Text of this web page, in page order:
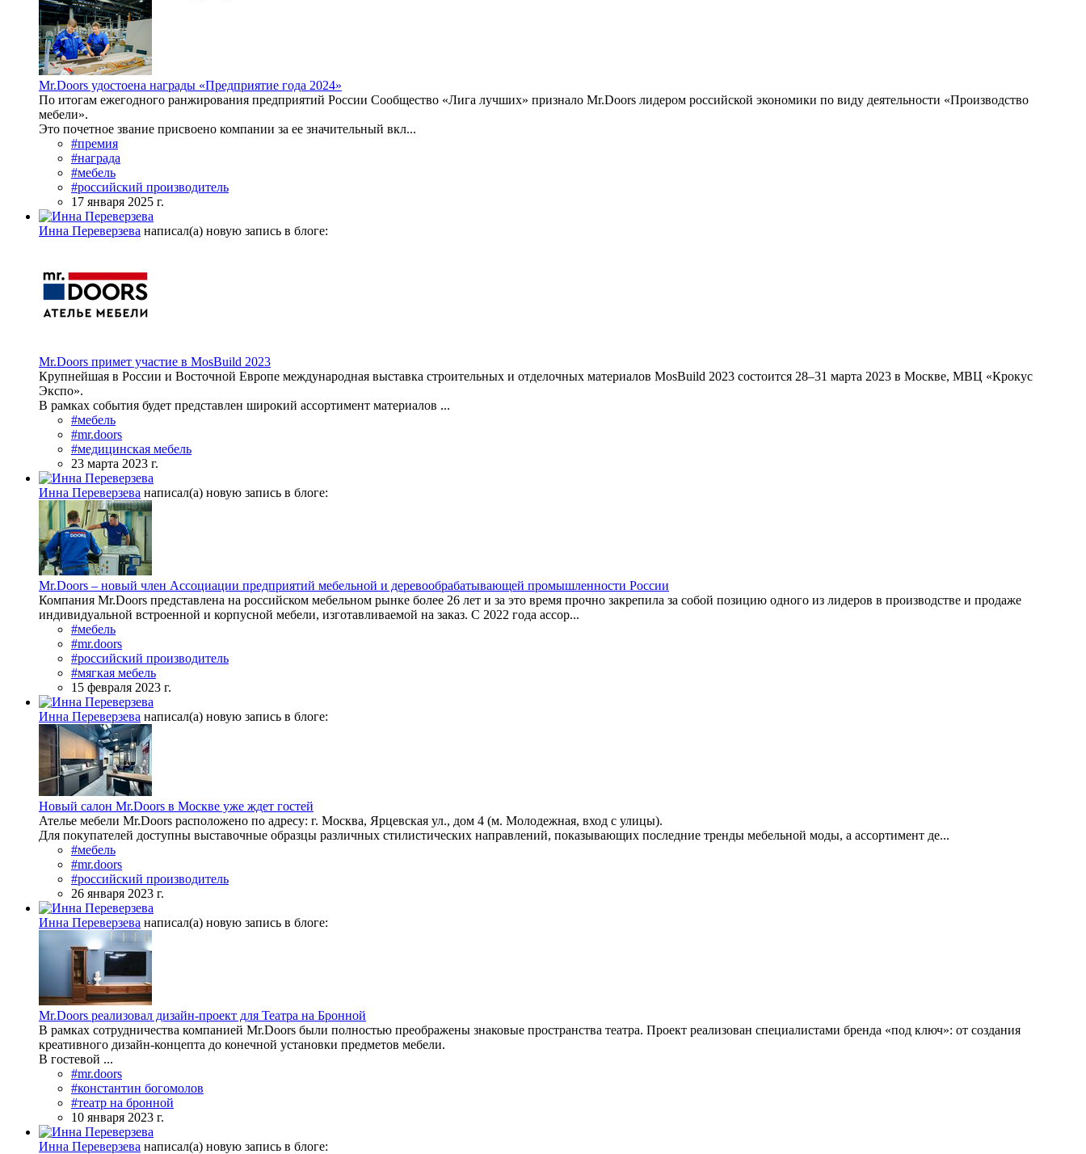
Mr.Doors удостоена награды «Предприятие года 2024»
По итогам ежегодного ранжирования предприятий России Сообщество «Лига лучших» признало Mr.Doors лидером российской экономики по виду деятельности «Производство
мебели».
Это почетное звание присвоено компании за ее значительный вкл...
#премия
#награда
#мебель
#российский производитель
17 января 2025 г.
Инна Переверзева написал(а) новую запись в блоге:
Mr.Doors примет участие в MosBuild 2023
Крупнейшая в России и Восточной Европе международная выставка строительных и отделочных материалов MosBuild 2023 состоится 28–31 марта 2023 в Москве, МВЦ «Крокус
Экспо».
В рамках события будет представлен широкий ассортимент материалов ...
#мебель
#mr.doors
#медицинская мебель
23 марта 2023 г.
Инна Переверзева написал(а) новую запись в блоге:
Mr.Doors – новый член Ассоциации предприятий мебельной и деревообрабатывающей промышленности России
Компания Mr.Doors представлена на российском мебельном рынке более 26 лет и за это время прочно закрепила за собой позицию одного из лидеров в производстве и продаже
индивидуальной встроенной и корпусной мебели, изготавливаемой на заказ. С 2022 года ассор...
#мебель
#mr.doors
#российский производитель
#мягкая мебель
15 февраля 2023 г.
Инна Переверзева написал(а) новую запись в блоге:
Новый салон Mr.Doors в Москве уже ждет гостей
Ателье мебели Mr.Doors расположено по адресу: г. Москва, Ярцевская ул., дом 4 (м. Молодежная, вход с улицы).
Для покупателей доступны выставочные образцы различных стилистических направлений, показывающих последние тренды мебельной моды, а ассортимент де...
#мебель
#mr.doors
#российский производитель
26 января 2023 г.
Инна Переверзева написал(а) новую запись в блоге:
Mr.Doors реализовал дизайн-проект для Театра на Бронной
В рамках сотрудничества компанией Mr.Doors были полностью преображены знаковые пространства театра. Проект реализован специалистами бренда «под ключ»: от создания
креативного дизайн-концепта до конечной установки предметов мебели.
В гостевой ...
#mr.doors
#константин богомолов
#театр на бронной
10 января 2023 г.
Инна Переверзева написал(а) новую запись в блоге: